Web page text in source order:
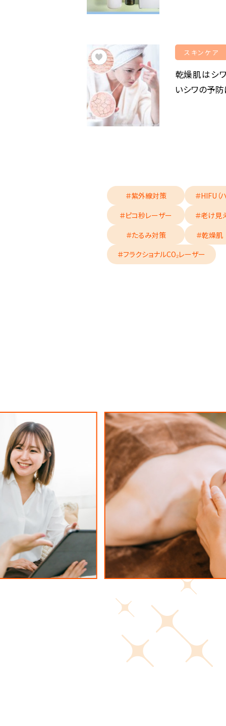
スキンケア
乾燥肌はシ
いシワの予
＃紫外線対策
＃HIFU（
＃ピコ秒レーザー
＃老け見
＃たるみ対策
＃乾燥肌
＃フラクショナルCO₂レーザー